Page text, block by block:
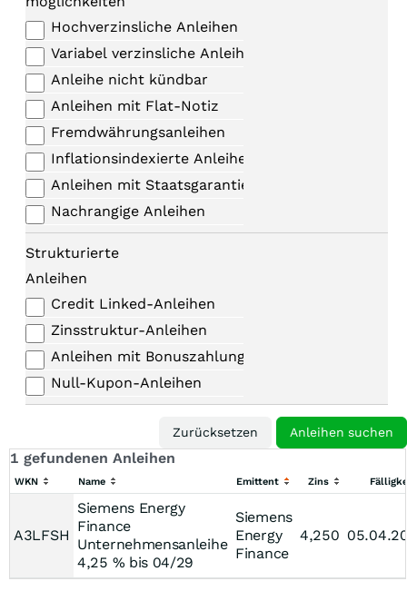
Hochverzinsliche Anleihen
Variabel verzinsliche Anleihen
Anleihe nicht kündbar
Anleihen mit Flat-Notiz
Fremdwährungsanleihen
Inflationsindexierte Anleihen
Anleihen mit Staatsgarantie
Nachrangige Anleihen
Strukturierte
Anleihen
Credit Linked-Anleihen
Zinsstruktur-Anleihen
Anleihen mit Bonuszahlungen
Null-Kupon-Anleihen
1 gefundenen Anleihen
WKN Name Emittent Zins
A3LFSH
Siemens Energy
Finance
Unternehmensanleihe
4,25 % bis 04/29
Siemens
Energy
Finance
4,250